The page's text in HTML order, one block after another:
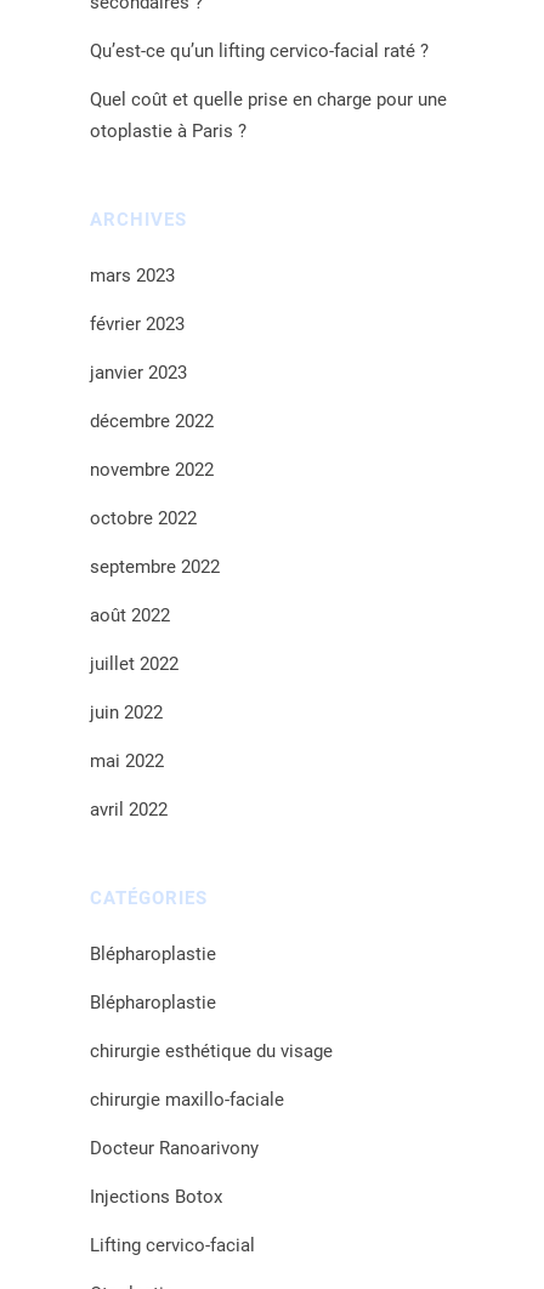
Qu’est-ce qu’un lifting cervico-facial raté ?
Quel coût et quelle prise en charge pour une
otoplastie à Paris ?
ARCHIVES
mars 2023
février 2023
janvier 2023
décembre 2022
novembre 2022
octobre 2022
septembre 2022
août 2022
juillet 2022
juin 2022
mai 2022
avril 2022
CATÉGORIES
Blépharoplastie
Blépharoplastie
chirurgie esthétique du visage
chirurgie maxillo-faciale
Docteur Ranoarivony
Injections Botox
Lifting cervico-facial